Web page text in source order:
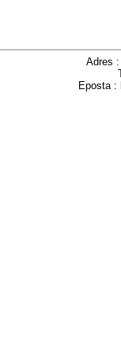
Adres
Eposta :